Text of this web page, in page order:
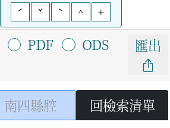
ˊ
ˇ ˋ ^ +
PDF ODS 匯出
南四縣腔 回檢索清單